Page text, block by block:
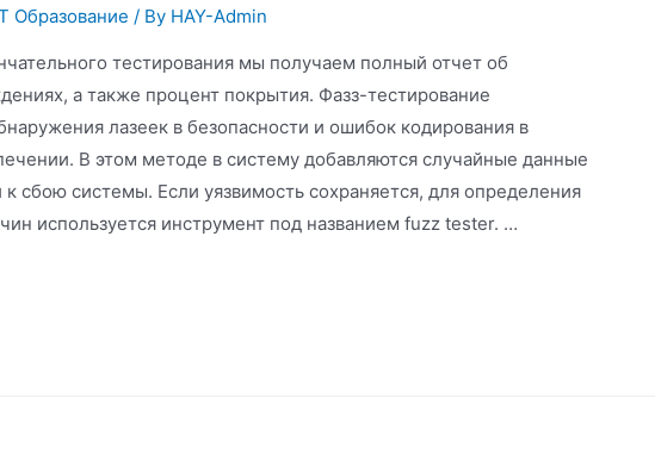
Образование / By HAY-Admin
тестирования мы получаем полный отчет об
а также процент покрытия. Фазз-тестирование
лазеек в безопасности и ошибок кодирования в
В этом методе в систему добавляются случайные данные
сбою системы. Если уязвимость сохраняется, для определения
используется инструмент под названием fuzz tester. …